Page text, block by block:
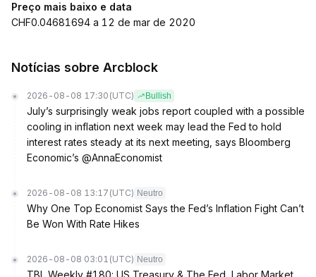
Preço mais baixo e data
CHF0.04681694 a 12 de mar de 2020
Notícias sobre Arcblock
2026-08-08 17:30 (UTC) Bullish
July’s surprisingly weak jobs report coupled with a possible
cooling in inflation next week may lead the Fed to hold
interest rates steady at its next meeting, says Bloomberg
Economic’s @AnnaEconomist
2026-08-08 13:17 (UTC) Neutro
Why One Top Economist Says the Fed’s Inflation Fight Can’t
Be Won With Rate Hikes
2026-08-08 03:01 (UTC) Neutro
TBL Weekly #180: US Treasury & The Fed, Labor Market,